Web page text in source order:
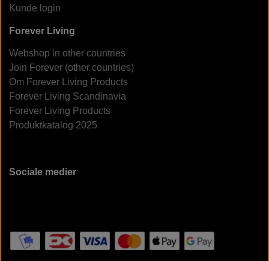
Kunde login
Forever Living
Webshop in other countries
Join Forever (other countries)
Om Forever Living Products
Forever Living Scandinavia
Forever Living Products
Produktkatalog 2025
Sociale medier